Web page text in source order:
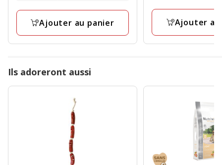
avis
9.99€
Ajouter au panier
avis
Ajouter
Ils adoreront aussi